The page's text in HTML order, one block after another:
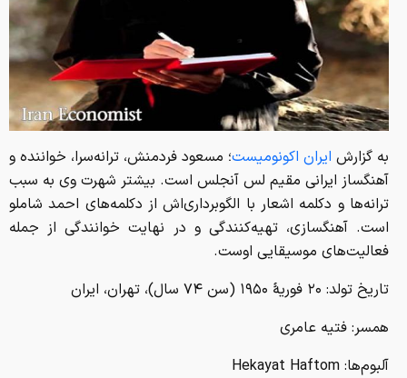
به گزارش ایران اکونومیست؛ مسعود فردمنش، ترانه‌سرا، خواننده و
آهنگساز ایرانی مقیم لس آنجلس است. بیشتر شهرت وی به سبب
ترانه‌ها و دکلمه اشعار با الگوبرداری‌اش از دکلمه‌های احمد شاملو
است. آهنگسازی، تهیه‌کنندگی و در نهایت خوانندگی از جمله
فعالیت‌های موسیقایی اوست.
تاریخ تولد: ۲۰ فوریهٔ ۱۹۵۰ (سن ۷۴ سال)، تهران، ایران
همسر: فتیه عامری
آلبوم‌ها: Hekayat Haftom